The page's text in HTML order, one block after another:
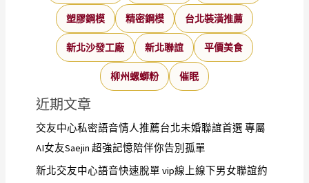
塑膠鋼模 精密鋼模 台北裝潢推薦
新北沙發工廠 新北聯誼 平價美食
柳州螺螄粉 催眠
近期文章
交友中心私密語音情人推薦台北未婚聯誼首選 專屬
AI女友Saejin 超強記憶陪伴你告別孤單
新北交友中心語音快速脫單 vip線上線下男女聯誼約